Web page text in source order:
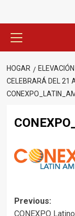
principal
HOGAR ELEVACIÓN
CELEBRARÁ DEL 21
Post
Previous:
CONEXPO